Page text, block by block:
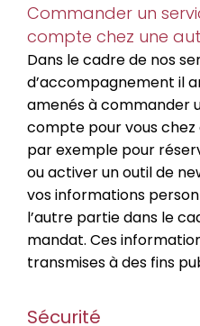
Commander un
compte chez une
Dans le cadre de nos
d’accompagnement il
amenés à commander
compte pour vous
par exemple pour
ou activer un outil de
vos informations
l’autre partie dans le
mandat. Ces
transmises à des fins
Sécurité